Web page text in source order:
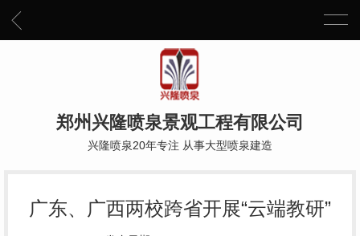
郑州兴隆喷泉景观工程有限公司
兴隆喷泉20年专注 从事大型喷泉建造
广东、广西两校跨省开展“云端教研”